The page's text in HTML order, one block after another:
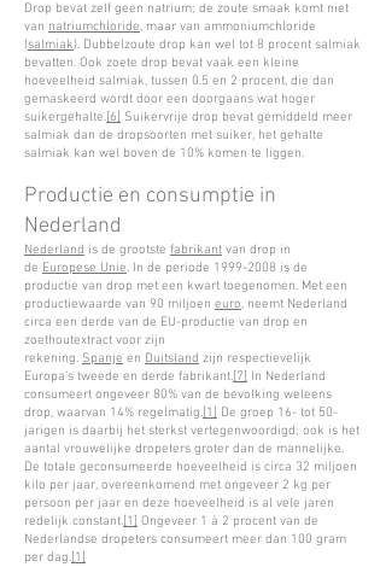
Drop bevat zelf geen natrium; de zoute smaak komt niet
van natriumchloride, maar van ammoniumchloride
(salmiak). Dubbelzoute drop kan wel tot 8 procent salmiak
bevatten. Ook zoete drop bevat vaak een kleine
hoeveelheid salmiak, tussen 0.5 en 2 procent, die dan
gemaskeerd wordt door een doorgaans wat hoger
suikergehalte.[6] Suikervrije drop bevat gemiddeld meer
salmiak dan de dropsoorten met suiker, het gehalte
salmiak kan wel boven de 10% komen te liggen.
Productie en consumptie in
Nederland
Nederland is de grootste fabrikant van drop in
de Europese Unie. In de periode 1999-2008 is de
productie van drop met een kwart toegenomen. Met een
productiewaarde van 90 miljoen euro, neemt Nederland
circa een derde van de EU-productie van drop en
zoethoutextract voor zijn
rekening. Spanje en Duitsland zijn respectievelijk
Europa’s tweede en derde fabrikant.[7] In Nederland
consumeert ongeveer 80% van de bevolking weleens
drop, waarvan 14% regelmatig.[1] De groep 16- tot 50-
jarigen is daarbij het sterkst vertegenwoordigd; ook is het
aantal vrouwelijke dropeters groter dan de mannelijke.
De totale geconsumeerde hoeveelheid is circa 32 miljoen
kilo per jaar, overeenkomend met ongeveer 2 kg per
persoon per jaar en deze hoeveelheid is al vele jaren
redelijk constant.[1] Ongeveer 1 à 2 procent van de
Nederlandse dropeters consumeert meer dan 100 gram
per dag.[1]